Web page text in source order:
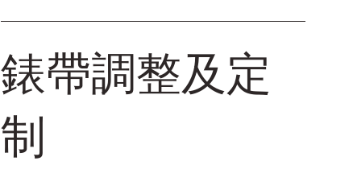
錶帶調整及定
制